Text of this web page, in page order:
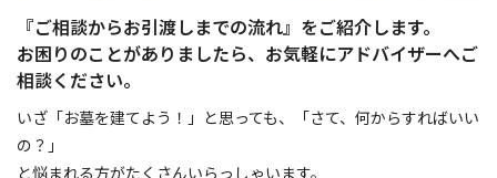
『ご相談からお引渡しまでの流れ』をご紹介します。
お困りのことがありましたら、お気軽にアドバイザーへご
相談ください。
いざ「お墓を建てよう！」と思っても、「さて、何からすればいい
の？」
と悩まれる方がたくさんいらっしゃいます。